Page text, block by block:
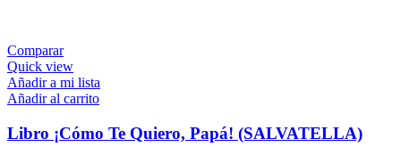
Comparar
Quick view
Añadir a mi lista
Añadir al carrito
Libro ¡Cómo Te Quiero, Papá! (SALVATELLA)